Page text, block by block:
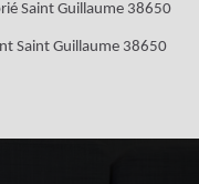
Saint Guillaume 38650
Saint Guillaume 38650